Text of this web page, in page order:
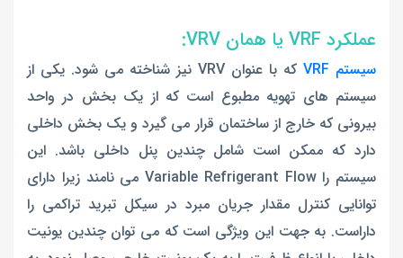
عملکرد VRF یا همان VRV:
سیستم VRF
که با عنوان VRV نیز شناخته می شود. یکی از
سیستم های تهویه مطبوع است که از یک بخش در واحد
بیرونی که خارج از ساختمان قرار می گیرد و یک بخش داخلی
دارد که ممکن است شامل چندین پنل داخلی باشد. این
سیستم را Variable Refrigerant Flow می نامند زیرا دارای
توانایی کنترل مقدار جریان مبرد در سیکل تبرید تراکمی را
داراست. به جهت این ویژگی است که می توان چندین یونیت